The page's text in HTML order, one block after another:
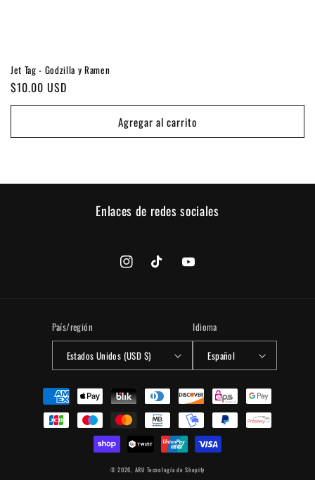
Jet Tag - Godzilla y Ramen
Precio
habitual
$10.00 USD
Agregar al carrito
Enlaces de redes sociales
InstagramTikTok YouTube
País/región
Estados Unidos (USD $)
Idioma
Español
Formas
pago
© 2026, ARUTecnología de Shopify